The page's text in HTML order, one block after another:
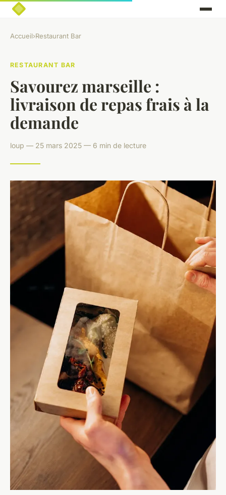
Accueil›Restaurant Bar
RESTAURANT BAR
Savourez marseille :
livraison de repas frais à la
demande
loup — 25 mars 2025 — 6 min de lecture